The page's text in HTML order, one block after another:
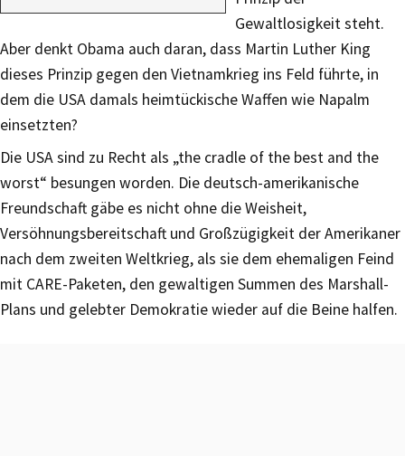
Gewaltlosigkeit steht.
Aber denkt Obama auch daran, dass Martin Luther King
dieses Prinzip gegen den Vietnamkrieg ins Feld führte, in
dem die USA damals heimtückische Waffen wie Napalm
einsetzten?
Die USA sind zu Recht als „the cradle of the best and the
worst“ besungen worden. Die deutsch-amerikanische
Freundschaft gäbe es nicht ohne die Weisheit,
Versöhnungsbereitschaft und Großzügigkeit der Amerikaner
nach dem zweiten Weltkrieg, als sie dem ehemaligen Feind
mit CARE-Paketen, den gewaltigen Summen des Marshall-
Plans und gelebter Demokratie wieder auf die Beine halfen.